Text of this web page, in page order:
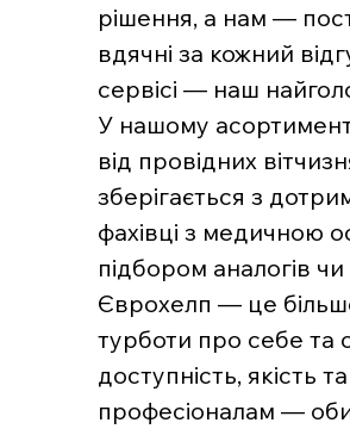
рішення, а нам —
вдячні за кожний
сервісі — наш
У нашому
від провідних
зберігається з
фахівці з медичною
підбором аналогів
Єврохелп — це
турботи про себе та
доступність, якість
професіоналам —